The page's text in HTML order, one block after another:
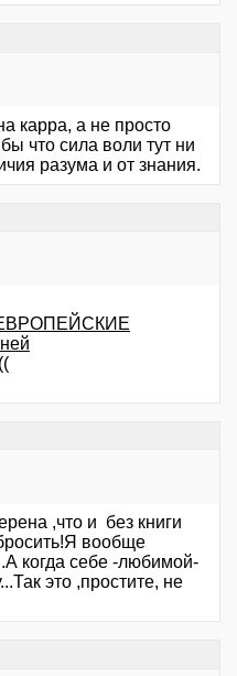
карра, а не просто
что сила воли тут ни
разума и от знания.
ЕВРОПЕЙСКИЕ
,что и без книги
вообще
когда себе -любимой-
это ,простите, не